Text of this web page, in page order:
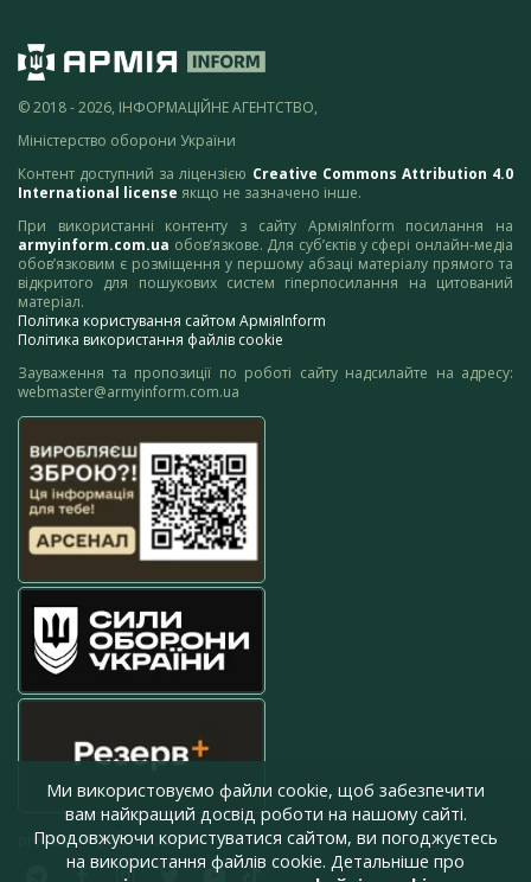
© 2018 - 2026, ІНФОРМАЦІЙНЕ АГЕНТСТВО,
Міністерство оборони України
Контент доступний за ліцензією Creative Commons Attribution 4.0
International license якщо не зазначено інше.
При використанні контенту з сайту АрміяInform посилання на
armyinform.com.ua обов’язкове. Для суб’єктів у сфері онлайн-медіа
обов’язковим є розміщення у першому абзаці матеріалу прямого та
відкритого для пошукових систем гіперпосилання на цитований
матеріал.
Політика користування сайтом АрміяInform
Політика використання файлів cookie
Зауваження та пропозиції по роботі сайту надсилайте на адресу:
webmaster@armyinform.com.ua
press@armyinform.com.ua
Ми використовуємо файли cookie, щоб забезпечити
вам найкращий досвід роботи на нашому сайті.
Продовжуючи користуватися сайтом, ви погоджуєтесь
на використання файлів cookie. Детальніше про